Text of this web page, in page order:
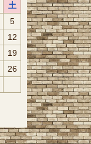
土
5
12
19
26